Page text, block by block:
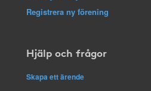
Registrera ny förening
Hjälp och frågor
Skapa ett ärende